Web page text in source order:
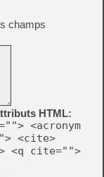
champs
HTML:
<acronym
<cite>
<q cite="">